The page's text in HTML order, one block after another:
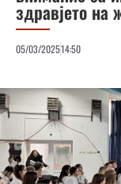
здравјето на
05/03/202514:50